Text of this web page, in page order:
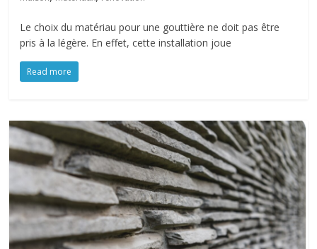
Le choix du matériau pour une gouttière ne doit pas être
pris à la légère. En effet, cette installation joue
Read more